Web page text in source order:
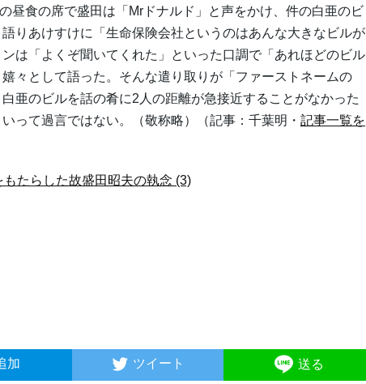
昼食の席で盛田は「Mrドナルド」と声をかけ、件の白亜のビ
りあけすけに「生命保険会社というのはあんな大きなビルが
は「よくぞ聞いてくれた」といった口調で「あれほどのビル
々として語った。そんな遣り取りが「ファーストネームの
亜のビルを話の肴に2人の距離が急接近することがなかった
って過言ではない。（敬称略）（記事：千葉明・ 記事一覧を
たらした故盛田昭夫の執念 (3)
加 ツイート 送る